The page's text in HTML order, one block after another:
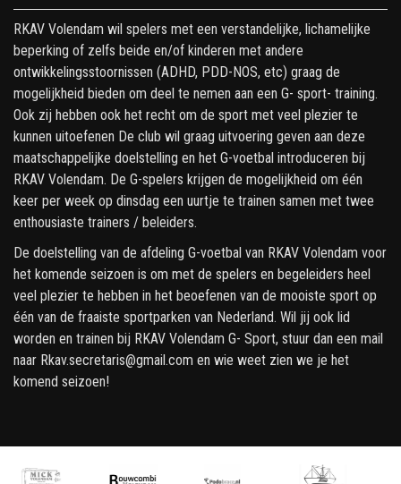
RKAV Volendam wil spelers met een verstandelijke, lichamelijke
beperking of zelfs beide en/of kinderen met andere
ontwikkelingsstoornissen (ADHD, PDD-NOS, etc) graag de
mogelijkheid bieden om deel te nemen aan een G- sport- training.
Ook zij hebben ook het recht om de sport met veel plezier te
kunnen uitoefenen De club wil graag uitvoering geven aan deze
maatschappelijke doelstelling en het G-voetbal introduceren bij
RKAV Volendam. De G-spelers krijgen de mogelijkheid om één
keer per week op dinsdag een uurtje te trainen samen met twee
enthousiaste trainers / beleiders.
De doelstelling van de afdeling G-voetbal van RKAV Volendam voor
het komende seizoen is om met de spelers en begeleiders heel
veel plezier te hebben in het beoefenen van de mooiste sport op
één van de fraaiste sportparken van Nederland. Wil jij ook lid
worden en trainen bij RKAV Volendam G- Sport, stuur dan een mail
naar Rkav.secretaris@gmail.com en wie weet zien we je het
komend seizoen!